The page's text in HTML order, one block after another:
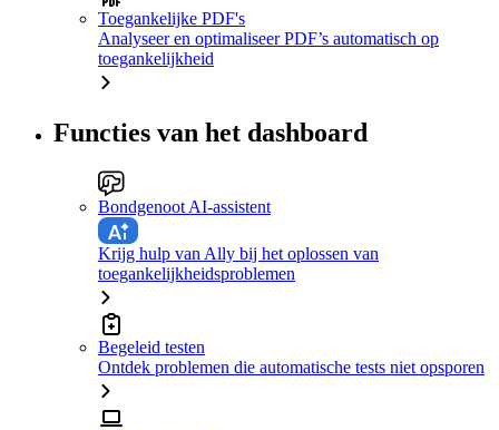
Toegankelijke PDF's
Analyseer en optimaliseer PDF’s automatisch op
toegankelijkheid
Functies van het dashboard
Bondgenoot AI-assistent
Krijg hulp van Ally bij het oplossen van
toegankelijkheidsproblemen
Begeleid testen
Ontdek problemen die automatische tests niet opsporen